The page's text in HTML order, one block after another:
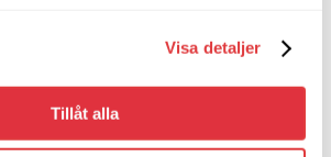
Visa detaljer
Tillåt alla